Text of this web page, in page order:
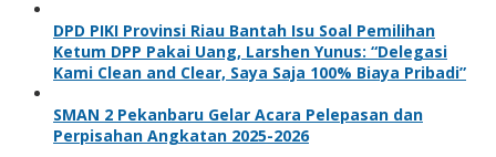
DPD PIKI Provinsi Riau Bantah Isu Soal Pemilihan
Ketum DPP Pakai Uang, Larshen Yunus: “Delegasi
Kami Clean and Clear, Saya Saja 100% Biaya Pribadi”
SMAN 2 Pekanbaru Gelar Acara Pelepasan dan
Perpisahan Angkatan 2025-2026